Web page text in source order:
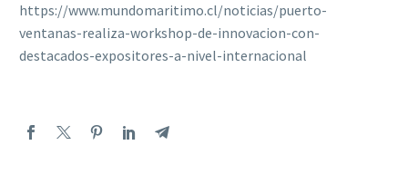
https://www.mundomaritimo.cl/noticias/puerto-
ventanas-realiza-workshop-de-innovacion-con-
destacados-expositores-a-nivel-internacional